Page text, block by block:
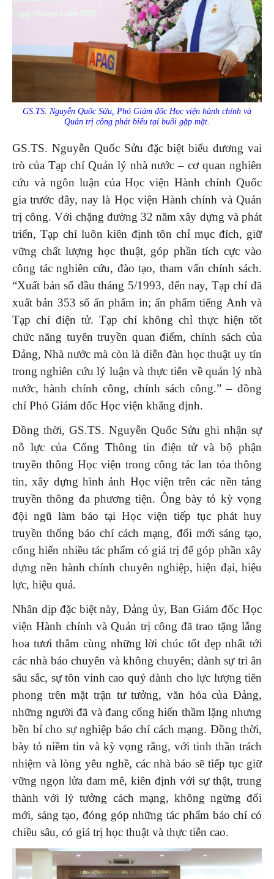
GS.TS. Nguyễn Quốc Sửu, Phó Giám đốc Học viện hành chính và
Quản trị công phát biểu tại buổi gặp mặt.
GS.TS. Nguyễn Quốc Sửu đặc biệt biểu dương vai
trò của Tạp chí Quản lý nhà nước – cơ quan nghiên
cứu và ngôn luận của Học viện Hành chính Quốc
gia trước đây, nay là Học viện Hành chính và Quản
trị công. Với chặng đường 32 năm xây dựng và phát
triển, Tạp chí luôn kiên định tôn chỉ mục đích, giữ
vững chất lượng học thuật, góp phần tích cực vào
công tác nghiên cứu, đào tạo, tham vấn chính sách.
“Xuất bản số đầu tháng 5/1993, đến nay, Tạp chí đã
xuất bản 353 số ấn phẩm in; ấn phẩm tiếng Anh và
Tạp chí điện tử. Tạp chí không chỉ thực hiện tốt
chức năng tuyên truyền quan điểm, chính sách của
Đảng, Nhà nước mà còn là diễn đàn học thuật uy tín
trong nghiên cứu lý luận và thực tiễn về quản lý nhà
nước, hành chính công, chính sách công.” – đồng
chí Phó Giám đốc Học viện khẳng định.
Đồng thời, GS.TS. Nguyễn Quốc Sửu ghi nhận sự
nỗ lực của Cổng Thông tin điện tử và bộ phận
truyền thông Học viện trong công tác lan tỏa thông
tin, xây dựng hình ảnh Học viện trên các nền tảng
truyền thông đa phương tiện. Ông bày tỏ kỳ vọng
đội ngũ làm báo tại Học viện tiếp tục phát huy
truyền thống báo chí cách mạng, đổi mới sáng tạo,
cống hiến nhiều tác phẩm có giá trị để góp phần xây
dựng nền hành chính chuyên nghiệp, hiện đại, hiệu
lực, hiệu quả.
Nhân dịp đặc biệt này, Đảng ủy, Ban Giám đốc Học
viện Hành chính và Quản trị công đã trao tặng lẵng
hoa tươi thắm cùng những lời chúc tốt đẹp nhất tới
các nhà báo chuyên và không chuyên; dành sự tri ân
sâu sắc, sự tôn vinh cao quý dành cho lực lượng tiên
phong trên mặt trận tư tưởng, văn hóa của Đảng,
những người đã và đang cống hiến thầm lặng nhưng
bền bỉ cho sự nghiệp báo chí cách mạng. Đồng thời,
bày tỏ niềm tin và kỳ vọng rằng, với tinh thần trách
nhiệm và lòng yêu nghề, các nhà báo sẽ tiếp tục giữ
vững ngọn lửa đam mê, kiên định với sự thật, trung
thành với lý tưởng cách mạng, không ngừng đổi
mới, sáng tạo, đóng góp những tác phẩm báo chí có
chiều sâu, có giá trị học thuật và thực tiễn cao.